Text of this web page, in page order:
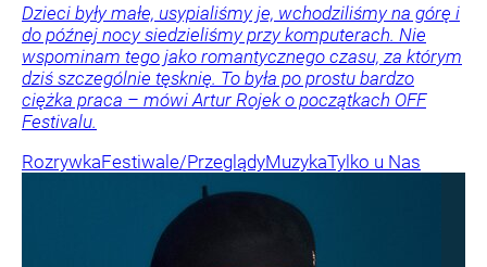
Dzieci były małe, usypialiśmy je, wchodziliśmy na górę i
do późnej nocy siedzieliśmy przy komputerach. Nie
wspominam tego jako romantycznego czasu, za którym
dziś szczególnie tęsknię. To była po prostu bardzo
ciężka praca – mówi Artur Rojek o początkach OFF
Festivalu.
RozrywkaFestiwale/PrzeglądyMuzykaTylko u Nas